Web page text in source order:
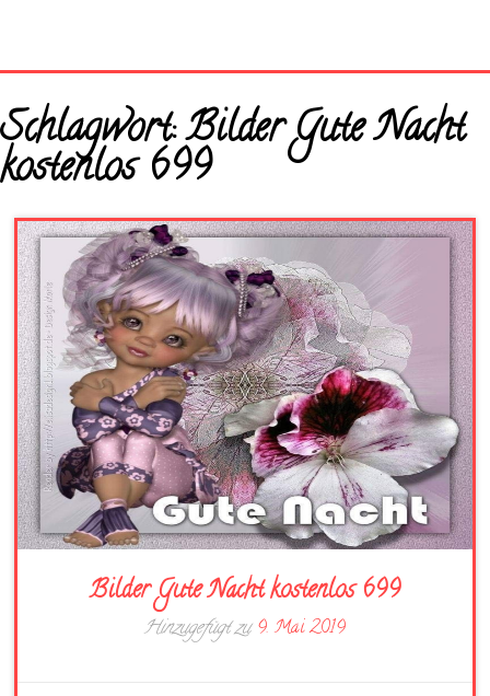
Startseite
Neue Bilder
Schlagwort:Bilder Gute Nacht
kostenlos 699
Bilder Gute Nacht kostenlos 699
Hinzugefügt zu9. Mai 2019